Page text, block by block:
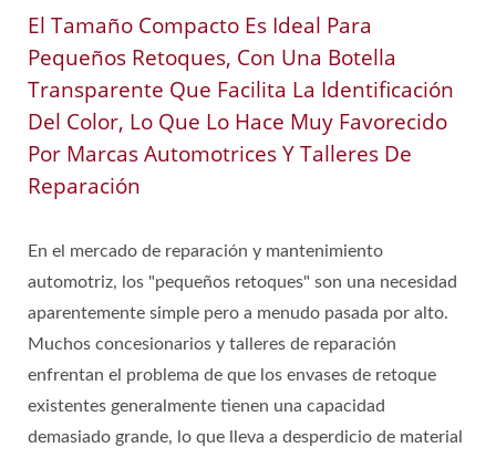
El Tamaño Compacto Es Ideal Para
Pequeños Retoques, Con Una Botella
Transparente Que Facilita La Identificación
Del Color, Lo Que Lo Hace Muy Favorecido
Por Marcas Automotrices Y Talleres De
Reparación
En el mercado de reparación y mantenimiento
automotriz, los "pequeños retoques" son una necesidad
aparentemente simple pero a menudo pasada por alto.
Muchos concesionarios y talleres de reparación
enfrentan el problema de que los envases de retoque
existentes generalmente tienen una capacidad
demasiado grande, lo que lleva a desperdicio de material